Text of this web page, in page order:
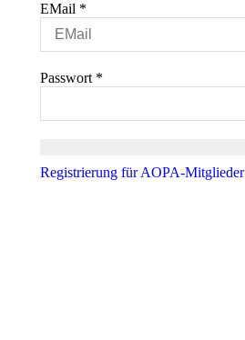
EMail *
Passwort *
Registrierung für AOPA-Mitglieder